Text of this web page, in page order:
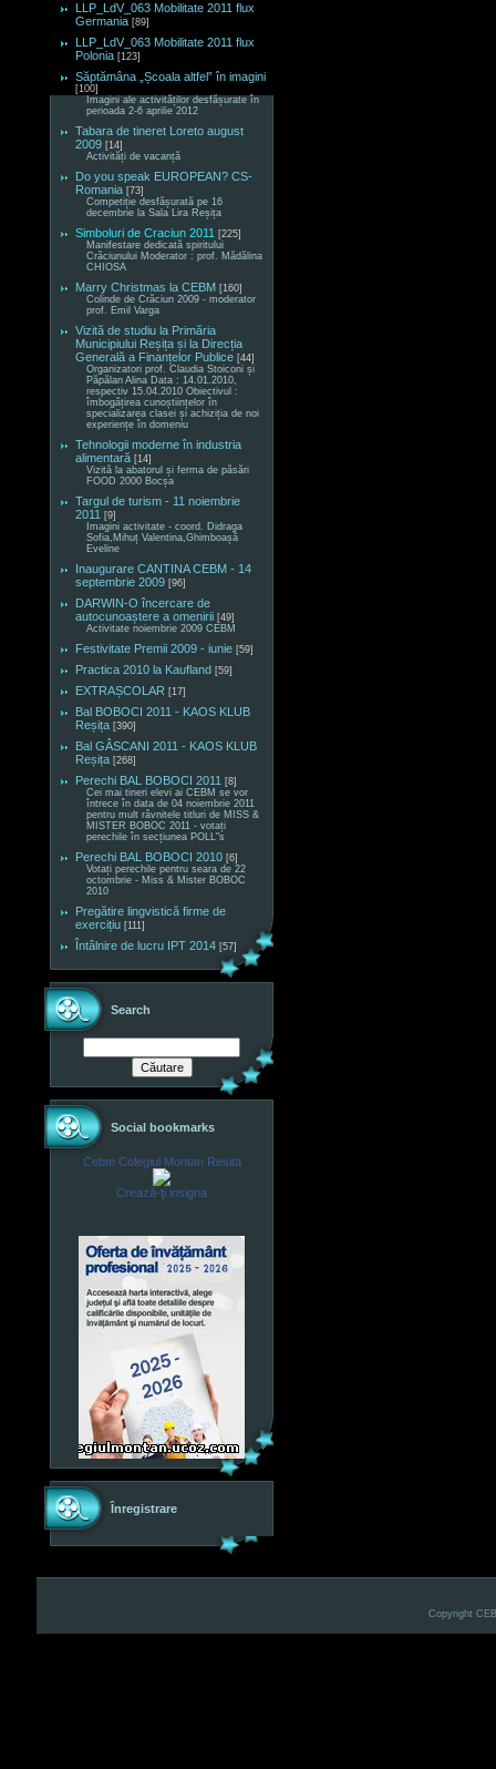
LLP_LdV_063 Mobilitate 2011 flux
Germania [89]
LLP_LdV_063 Mobilitate 2011 flux
Polonia [123]
Săptămâna „Școala altfel” în imagini
[100]
Imagini ale activităților desfășurate în
perioada 2-6 aprilie 2012
Tabara de tineret Loreto august
2009 [14]
Activități de vacanță
Do you speak EUROPEAN? CS-
Romania [73]
Competiție desfășurată pe 16
decembrie la Sala Lira Reșița
Simboluri de Craciun 2011 [225]
Manifestare dedicată spiritului
Crăciunului Moderator : prof. Mădălina
CHIOSA
Marry Christmas la CEBM [160]
Colinde de Crăciun 2009 - moderator
prof. Emil Varga
Vizită de studiu la Primăria
Municipiului Reșița și la Direcția
Generală a Finanțelor Publice [44]
Organizatori prof. Claudia Stoiconi și
Păpălan Alina Data : 14.01.2010,
respectiv 15.04.2010 Obiectivul :
îmbogățirea cunoștiințelor în
specializarea clasei și achiziția de noi
experiențe în domeniu
Tehnologii moderne în industria
alimentară [14]
Vizită la abatorul și ferma de păsări
FOOD 2000 Bocșa
Targul de turism - 11 noiembrie
2011 [9]
Imagini activitate - coord. Didraga
Sofia,Mihuț Valentina,Ghimboașă
Eveline
Inaugurare CANTINA CEBM - 14
septembrie 2009 [96]
DARWIN-O încercare de
autocunoaștere a omenirii [49]
Activitate noiembrie 2009 CEBM
Festivitate Premii 2009 - iunie [59]
Practica 2010 la Kaufland [59]
EXTRAȘCOLAR [17]
Bal BOBOCI 2011 - KAOS KLUB
Reșița [390]
Bal GÂSCANI 2011 - KAOS KLUB
Reșița [268]
Perechi BAL BOBOCI 2011 [8]
Cei mai tineri elevi ai CEBM se vor
întrece în data de 04 noiembrie 2011
pentru mult râvnitele titluri de MISS &
MISTER BOBOC 2011 - votați
perechile în secțiunea POLL"s
Perechi BAL BOBOCI 2010 [6]
Votați perechile pentru seara de 22
octombrie - Miss & Mister BOBOC
2010
Pregătire lingvistică firme de
exercițiu [111]
Întâlnire de lucru IPT 2014 [57]
Search
Social bookmarks
Cebm Colegiul Montan Resita
Crează-ţi insigna
Înregistrare
Copyright